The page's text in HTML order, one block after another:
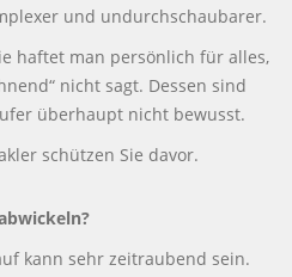
und undurchschaubarer.
haftet man persönlich für alles,
nicht sagt. Dessen sind
überhaupt nicht bewusst.
schützen Sie davor.
kann sehr zeitraubend sein.